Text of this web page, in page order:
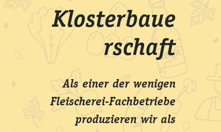
Klosterbaue
rschaft
Als einer der wenigen
Fleischerei-Fachbetriebe
produzieren wir als